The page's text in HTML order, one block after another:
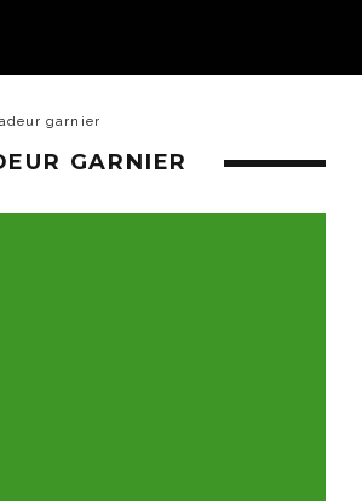
garnier
GARNIER